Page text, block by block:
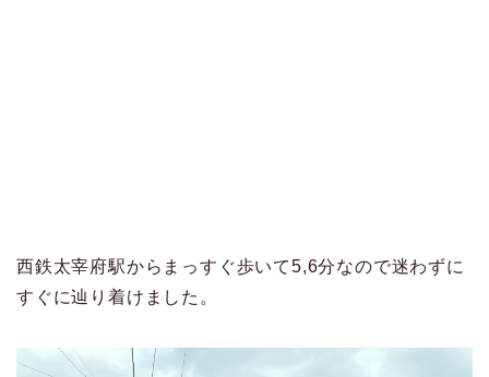
西鉄太宰府駅からまっすぐ歩いて5,6分なので迷わずに
すぐに辿り着けました。